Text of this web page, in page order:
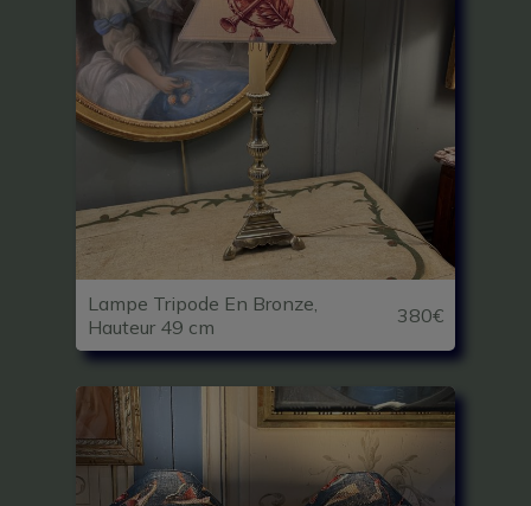
Lampe Tripode En Bronze,
Hauteur 49 cm
380€